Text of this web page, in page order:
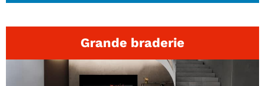
Grande braderie